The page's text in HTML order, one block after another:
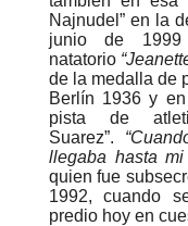
Najnudel” en la
junio de
natatorio
de la medalla de
Berlín 1936 y
pista de
Suarez”.
llegaba hasta mi
quien fue
1992, cuando
predio hoy en